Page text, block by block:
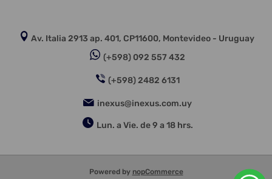
Av. Italia 2913 ap. 401, CP11600, Montevideo - Uruguay
(+598) 092 557 432
(+598) 2482 6131
inexus@inexus.com.uy
Lun. a Vie. de 9 a 18 hrs.
Powered by nopCommerce